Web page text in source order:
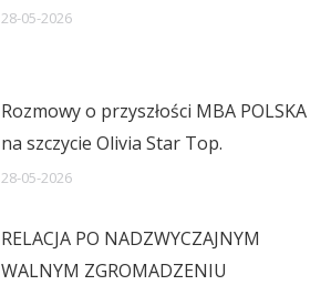
28-05-2026
Rozmowy o przyszłości MBA POLSKA
na szczycie Olivia Star Top.
28-05-2026
RELACJA PO NADZWYCZAJNYM
WALNYM ZGROMADZENIU